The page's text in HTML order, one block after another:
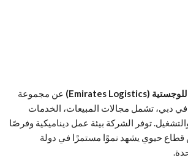
(Emirates Logistics)
عن مجموعة
دبي، تشمل مجالات المبيعات، الخدمات
توفر الشركة بيئة عمل ديناميكية وفرصًا
قطاع حيوي يشهد نموًا مستمرًا في دولة